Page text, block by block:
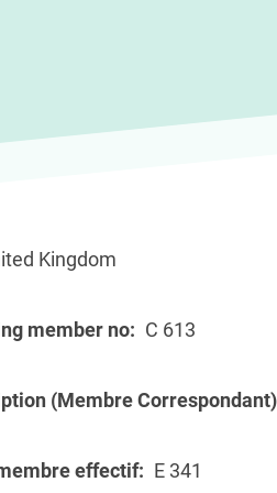
Kingdom
member no C 613
(Membre Correspondant)
effectif E 341